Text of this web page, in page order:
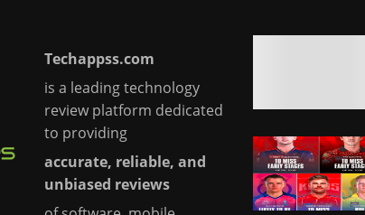
Techappss.com
is a leading technology
review platform dedicated
to providing
accurate, reliable, and
unbiased reviews